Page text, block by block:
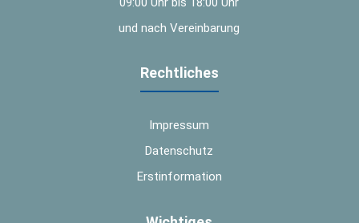
und nach Vereinbarung
Rechtliches
Impressum
Datenschutz
Erstinformation